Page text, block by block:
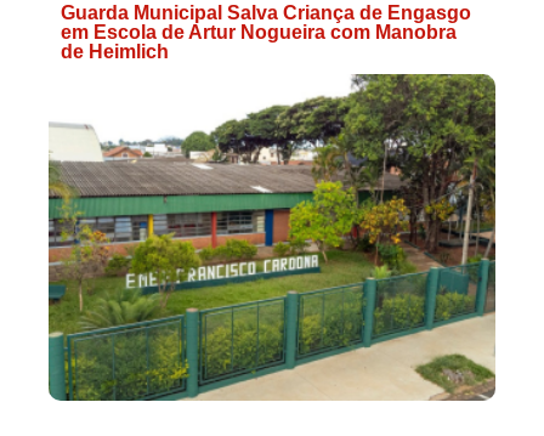
Guarda Municipal Salva Criança de Engasgo
em Escola de Artur Nogueira com Manobra
de Heimlich